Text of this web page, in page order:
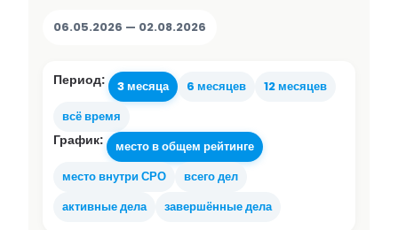
06.05.2026 — 02.08.2026
Период: 3 месяца 6 месяцев
12 месяцев
всё время
График:
место в общем рейтинге
место внутри СРО
всего дел
активные дела
завершённые дела